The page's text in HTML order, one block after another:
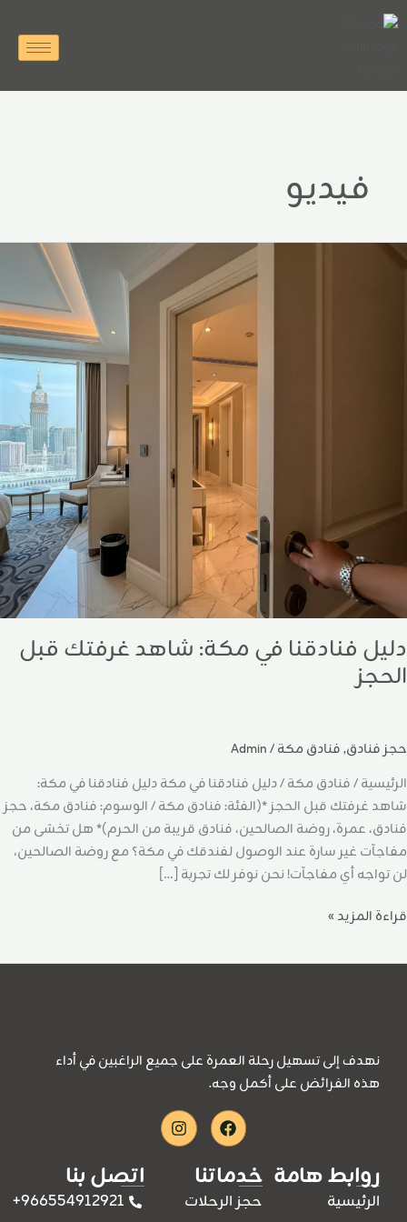
تخطي
إلى
فيديو
دليل فنادقنا في مكة: شاهد غرفتك قبل
الحجز
حجز فنادق,فنادق مكة/
Admin
الرئيسية / فنادق مكة / دليل فنادقنا في مكة دليل فنادقنا في مكة:
شاهد غرفتك قبل الحجز *(الفئة: فنادق مكة / الوسوم: فنادق مكة، حجز
فنادق، عمرة، روضة الصالحين، فنادق قريبة من الحرم)* هل تخشى من
مفاجآت غير سارة عند الوصول لفندقك في مكة؟ مع روضة الصالحين،
لن تواجه أي مفاجآت! نحن نوفر لك تجربة […]
دليل
قراءة المزيد »
نهدف إلى تسهيل رحلة العمرة على جميع الراغبين في أداء
هذه الفرائض على أكمل وجه.
Facebook
Instagram
روابط هامة
الرئيسية
خدماتنا
حجز الرحلات
اتصل بنا
966554912921+